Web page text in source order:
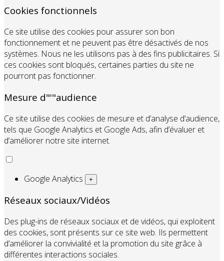
Cookies fonctionnels
Ce site utilise des cookies pour assurer son bon
fonctionnement et ne peuvent pas être désactivés de nos
systèmes. Nous ne les utilisons pas à des fins publicitaires. Si
ces cookies sont bloqués, certaines parties du site ne
pourront pas fonctionner.
Mesure d"'"audience
Ce site utilise des cookies de mesure et d’analyse d’audience,
tels que Google Analytics et Google Ads, afin d’évaluer et
d’améliorer notre site internet.
Google Analytics +
Réseaux sociaux/Vidéos
Des plug-ins de réseaux sociaux et de vidéos, qui exploitent
des cookies, sont présents sur ce site web. Ils permettent
d’améliorer la convivialité et la promotion du site grâce à
différentes interactions sociales.